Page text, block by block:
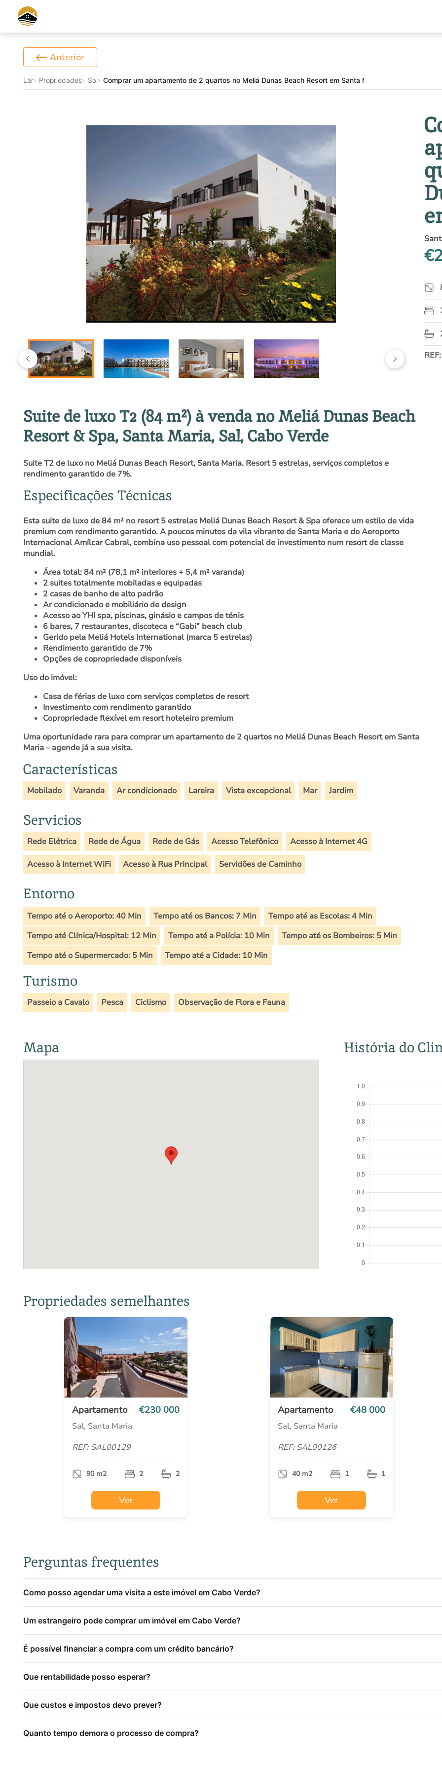
Anterior
Lar Propriedades Sal Comprar um apartamento de 2 quartos no Meliá Dunas Beach Resort em Santa Maria
Suite de luxo T2 (84 m²) à venda no Meliá Dunas Beach
Resort & Spa, Santa Maria, Sal, Cabo Verde
Suite T2 de luxo no Meliá Dunas Beach Resort, Santa Maria. Resort 5 estrelas, serviços completos e
rendimento garantido de 7%.
Especificações Técnicas
Esta suite de luxo de 84 m² no resort 5 estrelas Meliá Dunas Beach Resort & Spa oferece um estilo de vida
premium com rendimento garantido. A poucos minutos da vila vibrante de Santa Maria e do Aeroporto
Internacional Amílcar Cabral, combina uso pessoal com potencial de investimento num resort de classe
mundial.
Área total: 84 m² (78,1 m² interiores + 5,4 m² varanda)
2 suites totalmente mobiladas e equipadas
2 casas de banho de alto padrão
Ar condicionado e mobiliário de design
Acesso ao YHI spa, piscinas, ginásio e campos de ténis
6 bares, 7 restaurantes, discoteca e “Gabi” beach club
Gerido pela Meliá Hotels International (marca 5 estrelas)
Rendimento garantido de 7%
Opções de copropriedade disponíveis
Uso do imóvel:
Casa de férias de luxo com serviços completos de resort
Investimento com rendimento garantido
Copropriedade flexível em resort hoteleiro premium
Uma oportunidade rara para comprar um apartamento de 2 quartos no Meliá Dunas Beach Resort em Santa
Maria– agende já a sua visita.
Características
Mobilado Varanda Ar condicionado Lareira Vista excepcional Mar Jardim
Servicios
Rede Elétrica Rede de Água Rede de Gás Acesso Telefônico Acesso à Internet 4G
Acesso à Internet WiFi Acesso à Rua Principal Servidões de Caminho
Entorno
Tempo até o Aeroporto: 40 Min Tempo até os Bancos: 7 Min
Tempo até as Escolas: 4 Min
Tempo até Clínica/Hospital: 12 Min
Tempo até a Polícia: 10 Min
Tempo até os Bombeiros: 5 Min
Tempo até o Supermercado: 5 Min
Tempo até a Cidade: 10 Min
Turismo
Passeio a Cavalo Pesca Ciclismo Observação de Flora e Fauna
Mapa História do
Propriedades semelhantes
Apartamento €230 000
Sal, Santa Maria
REF: SAL00129
90 m2 2 2
Ver
Apartamento €48 000
Sal, Santa Maria
REF: SAL00126
40 m2 1 1
Ver
Perguntas frequentes
Como posso agendar uma visita a este imóvel em Cabo Verde?
Um estrangeiro pode comprar um imóvel em Cabo Verde?
É possível financiar a compra com um crédito bancário?
Que rentabilidade posso esperar?
Que custos e impostos devo prever?
Quanto tempo demora o processo de compra?